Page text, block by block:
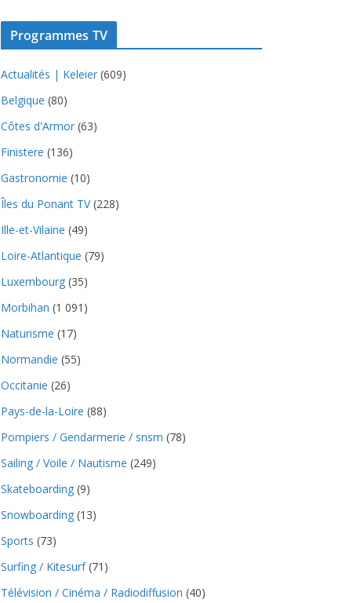
Programmes TV
Actualités | Keleier (609)
Belgique (80)
Côtes d'Armor (63)
Finistere (136)
Gastronomie (10)
Îles du Ponant TV(228)
Ille-et-Vilaine (49)
Loire-Atlantique (79)
Luxembourg (35)
Morbihan (1 091)
Naturisme (17)
Normandie (55)
Occitanie (26)
Pays-de-la-Loire (88)
Pompiers / Gendarmerie / snsm (78)
Sailing / Voile / Nautisme (249)
Skateboarding (9)
Snowboarding (13)
Sports (73)
Surfing / Kitesurf(71)
Télévision / Cinéma / Radiodiffusion (40)